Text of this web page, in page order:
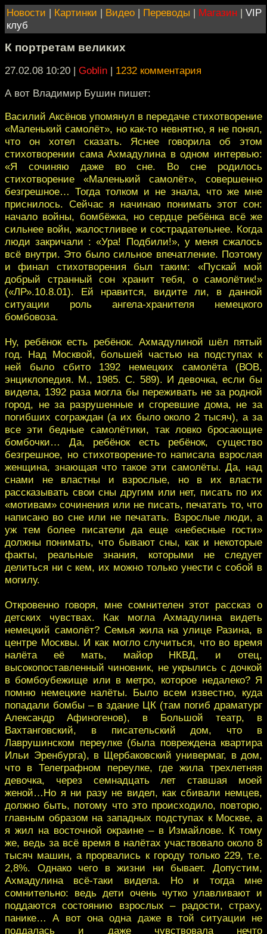
Новости | Картинки | Видео | Переводы | Магазин | VIP
клуб
К портретам великих
27.02.08 10:20 | Goblin | 1232 комментария
А вот Владимир Бушин пишет:
Василий Аксёнов упомянул в передаче стихотворение
«Маленький самолёт», но как-то невнятно, я не понял,
что он хотел сказать. Яснее говорила об этом
стихотворении сама Ахмадулина в одном интервью:
«Я сочиняю даже во сне. Во сне родилось
стихотворение «Маленький самолёт», совершенно
безгрешное… Тогда толком и не знала, что же мне
приснилось. Сейчас я начинаю понимать этот сон:
начало войны, бомбёжка, но сердце ребёнка всё же
сильнее войн, жалостливее и сострадательнее. Когда
люди закричали : «Ура! Подбили!», у меня сжалось
всё внутри. Это было сильное впечатление. Поэтому
и финал стихотворения был таким: «Пускай мой
добрый странный сон хранит тебя, о самолётик!»
(«ЛР».10.8.01). Ей нравится, видите ли, в данной
ситуации роль ангела-хранителя немецкого
бомбовоза.
Ну, ребёнок есть ребёнок. Ахмадулиной шёл пятый
год. Над Москвой, большей частью на подступах к
ней было сбито 1392 немецких самолёта (ВОВ,
энциклопедия. М., 1985. С. 589). И девочка, если бы
видела, 1392 раза могла бы переживать не за родной
город, не за разрушенные и сгоревшие дома, не за
погибших сограждан (а их было около 2 тысяч), а за
все эти бедные самолётики, так ловко бросающие
бомбочки… Да, ребёнок есть ребёнок, существо
безгрешное, но стихотворение-то написала взрослая
женщина, знающая что такое эти самолёты. Да, над
снами не властны и взрослые, но в их власти
рассказывать свои сны другим или нет, писать по их
«мотивам» сочинения или не писать, печатать то, что
написано во сне или не печатать. Взрослые люди, а
уж тем более писатели да еще «небесные гости»
должны понимать, что бывают сны, как и некоторые
факты, реальные знания, которыми не следует
делиться ни с кем, их можно только унести с собой в
могилу.
Откровенно говоря, мне сомнителен этот рассказ о
детских чувствах. Как могла Ахмадулина видеть
немецкий самолёт? Семья жила на улице Разина, в
центре Москвы. И как могло случиться, что во время
налёта её мать, майор НКВД, и отец,
высокопоставленный чиновник, не укрылись с дочкой
в бомбоубежище или в метро, которое недалеко? Я
помню немецкие налёты. Было всем известно, куда
попадали бомбы – в здание ЦК (там погиб драматург
Александр Афиногенов), в Большой театр, в
Вахтанговский, в писательский дом, что в
Лаврушинском переулке (была повреждена квартира
Ильи Эренбурга), в Щербаковский универмаг, в дом,
что в Телеграфном переулке, где жила трехлетняя
девочка, через семнадцать лет ставшая моей
женой…Но я ни разу не видел, как сбивали немцев,
должно быть, потому что это происходило, повторю,
главным образом на западных подступах к Москве, а
я жил на восточной окраине – в Измайлове. К тому
же, ведь за всё время в налётах участвовало около 8
тысяч машин, а прорвались к городу только 229, т.е.
2,8%. Однако чего в жизни ни бывает. Допустим,
Ахмадулина всё-таки видела. Но и тогда мне
сомнительно: ведь дети очень чутко улавливают и
поддаются состоянию взрослых – радости, страху,
панике… А вот она одна даже в той ситуации не
поддалась и даже чувствовала нечто